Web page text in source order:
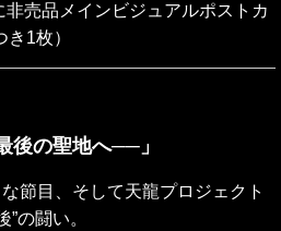
売品メインビジュアルポストカ
1枚）
後の聖地へ──」
節目、そして天龍プロジェクト
の闘い。